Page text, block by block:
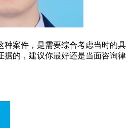
种案件，是需要综合考虑当时的具
据的，建议你最好还是当面咨询律